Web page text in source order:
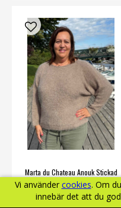
Vi använder cookies. Om
innebär det att du
Marta du Chateau Anouk Stickad
Tröja Dam Dark Fango
Marta du Chateau